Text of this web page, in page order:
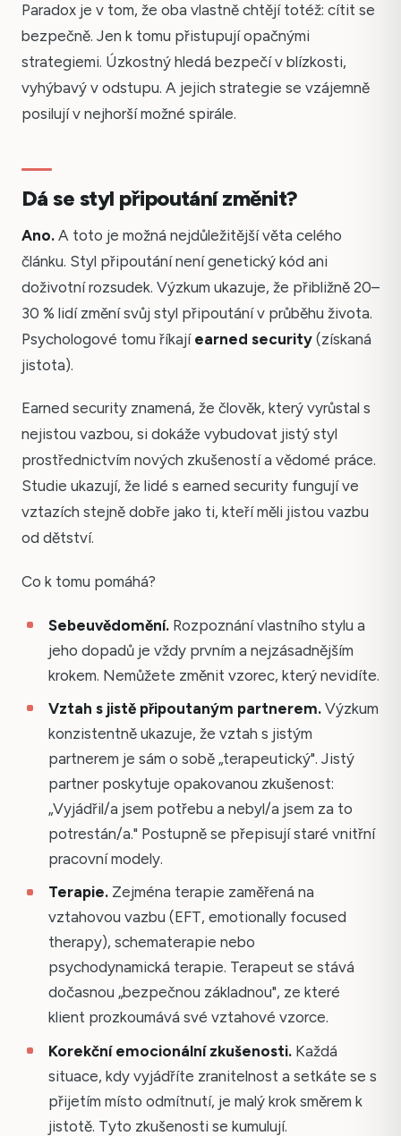
Paradox je v tom, že oba vlastně chtějí totéž: cítit se
bezpečně. Jen k tomu přistupují opačnými
strategiemi. Úzkostný hledá bezpečí v blízkosti,
vyhýbavý v odstupu. A jejich strategie se vzájemně
posilují v nejhorší možné spirále.
Dá se styl připoutání změnit?
Ano. A toto je možná nejdůležitější věta celého
článku. Styl připoutání není genetický kód ani
doživotní rozsudek. Výzkum ukazuje, že přibližně 20–
30 % lidí změní svůj styl připoutání v průběhu života.
Psychologové tomu říkají earned security (získaná
jistota).
Earned security znamená, že člověk, který vyrůstal s
nejistou vazbou, si dokáže vybudovat jistý styl
prostřednictvím nových zkušeností a vědomé práce.
Studie ukazují, že lidé s earned security fungují ve
vztazích stejně dobře jako ti, kteří měli jistou vazbu
od dětství.
Co k tomu pomáhá?
Sebeuvědomění.Rozpoznání vlastního stylu a
jeho dopadů je vždy prvním a nejzásadnějším
krokem. Nemůžete změnit vzorec, který nevidíte.
Vztah s jistě připoutaným partnerem.Výzkum
konzistentně ukazuje, že vztah s jistým
partnerem je sám o sobě „terapeutický". Jistý
partner poskytuje opakovanou zkušenost:
„Vyjádřil/a jsem potřebu a nebyl/a jsem za to
potrestán/a." Postupně se přepisují staré vnitřní
pracovní modely.
Terapie.Zejména terapie zaměřená na
vztahovou vazbu (EFT, emotionally focused
therapy), schematerapie nebo
psychodynamická terapie. Terapeut se stává
dočasnou „bezpečnou základnou", ze které
klient prozkoumává své vztahové vzorce.
Korekční emocionální zkušenosti.Každá
situace, kdy vyjádříte zranitelnost a setkáte se s
přijetím místo odmítnutí, je malý krok směrem k
jistotě. Tyto zkušenosti se kumulují.